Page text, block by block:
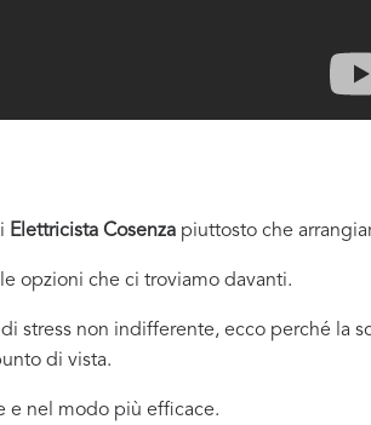
Elettricista Cosenza piuttosto che
opzioni che ci troviamo davanti.
stress non indifferente, ecco perché la
di vista.
e nel modo più efficace.